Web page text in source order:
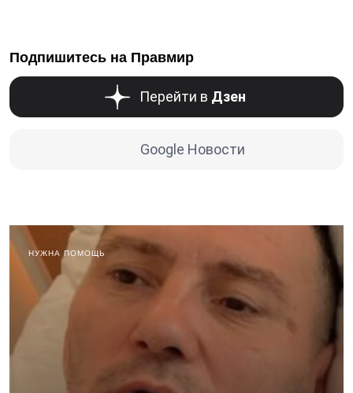
Подпишитесь на Правмир
Перейти в Дзен
Google Новости
НУЖНА ПОМОЩЬ